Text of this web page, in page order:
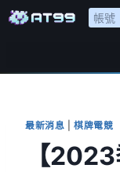
最新消息 |棋牌電競
【